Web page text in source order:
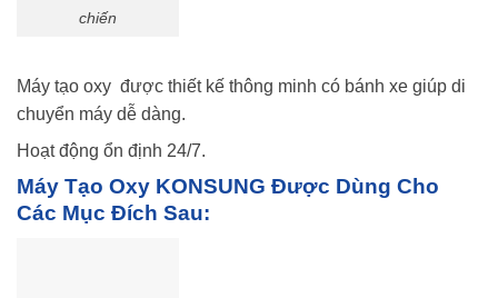
chiến
Máy tạo oxy được thiết kế thông minh có bánh xe giúp di
chuyển máy dễ dàng.
Hoạt động ổn định 24/7.
Máy Tạo Oxy KONSUNG Được Dùng Cho
Các Mục Đích Sau: